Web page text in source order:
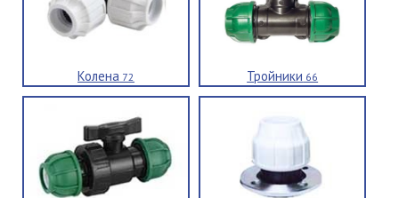
Колена 72 Тройники 66